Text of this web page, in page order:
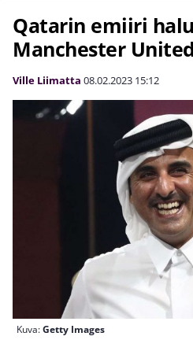
Qatarin emiiri
Manchester
Ville Liimatta 08.02.2023 15:12
Kuva:Getty Images